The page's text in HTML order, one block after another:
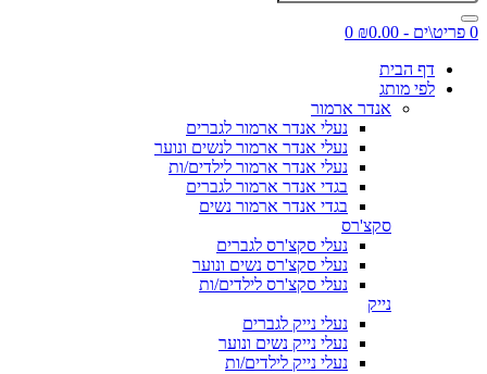
0 פריט\ים - ₪0.00
0
דף הבית
לפי מותג
אנדר ארמור
נעלי אנדר ארמור לגברים
נעלי אנדר ארמור לנשים ונוער
נעלי אנדר ארמור לילדים/ות
בגדי אנדר ארמור לגברים
בגדי אנדר ארמור נשים
סקצ'רס
נעלי סקצ'רס לגברים
נעלי סקצ'רס נשים ונוער
נעלי סקצ'רס לילדים/ות
נייק
נעלי נייק לגברים
נעלי נייק נשים ונוער
נעלי נייק לילדים/ות